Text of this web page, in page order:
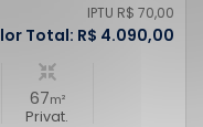
IPTU R$ 70,00
Total: R$ 4.090,00
67m²
Privat.